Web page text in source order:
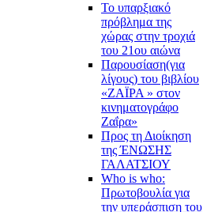
Το υπαρξιακό
πρόβλημα της
χώρας στην τροχιά
του 21ου αιώνα
Παρουσίαση(για
λίγους) του βιβλίου
«ΖΑΪΡΑ » στον
κινηματογράφο
Ζαΐρα»
Προς τη Διοίκηση
της ΈΝΩΣΗΣ
ΓΑΛΑΤΣΙΟΥ
Who is who:
Πρωτοβουλία για
την υπεράσπιση του